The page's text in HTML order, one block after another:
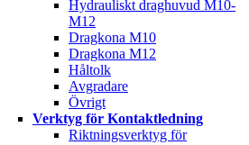
Hydrauliskt draghuvud M10-
M12
Dragkona M10
Dragkona M12
Håltolk
Avgradare
Övrigt
Verktyg för Kontaktledning
Riktningsverktyg för